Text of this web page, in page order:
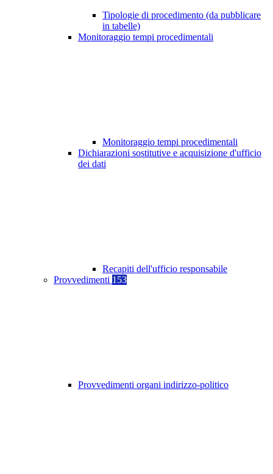
Tipologie di procedimento (da pubblicare
in tabelle)
Monitoraggio tempi procedimentali
Monitoraggio tempi procedimentali
Dichiarazioni sostitutive e acquisizione d'ufficio
dei dati
Recapiti dell'ufficio responsabile
Provvedimenti 153
Provvedimenti organi indirizzo-politico